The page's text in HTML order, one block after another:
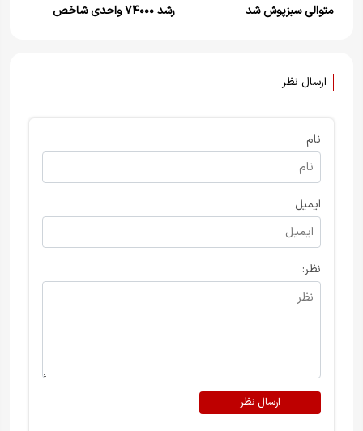
متوالی سبزپوش شد
رشد ۷۴۰۰۰ واحدی شاخص
ارسال نظر
نام
ایمیل
نظر:
ارسال نظر